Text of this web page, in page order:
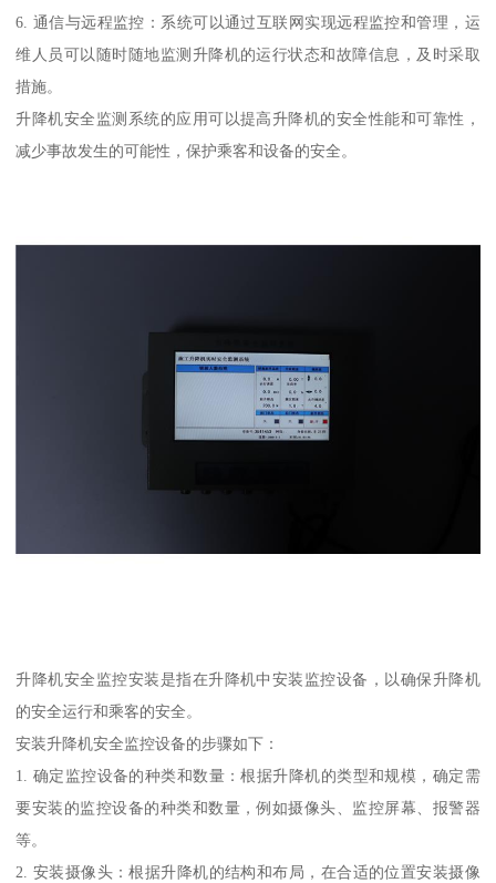
6. 通信与远程监控：系统可以通过互联网实现远程监控和管理，运
维人员可以随时随地监测升降机的运行状态和故障信息，及时采取
措施。
升降机安全监测系统的应用可以提高升降机的安全性能和可靠性，
减少事故发生的可能性，保护乘客和设备的安全。
升降机安全监控安装是指在升降机中安装监控设备，以确保升降机
的安全运行和乘客的安全。
安装升降机安全监控设备的步骤如下：
1. 确定监控设备的种类和数量：根据升降机的类型和规模，确定需
要安装的监控设备的种类和数量，例如摄像头、监控屏幕、报警器
等。
2. 安装摄像头：根据升降机的结构和布局，在合适的位置安装摄像